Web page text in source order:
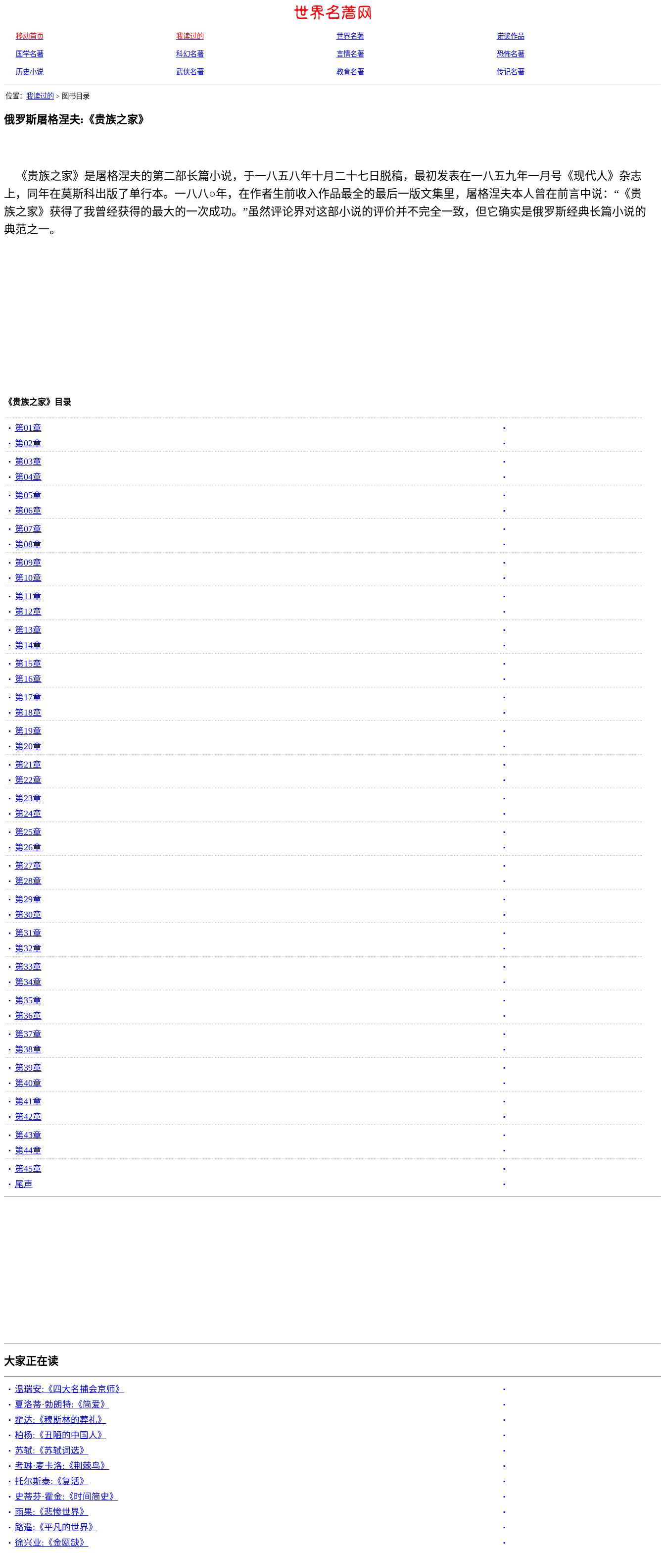
移动首页 我读过的 世界名著 诺奖作品
国学名著 科幻名著 言情名著 恐怖名著
历史小说 武侠名著 教育名著 传记名著
位置： 我读过的 > 图书目录
俄罗斯屠格涅夫:《贵族之家》
《贵族之家》是屠格涅夫的第二部长篇小说，于一八五八年十月二十七日脱稿，最初发表在一八五九年一月号《现代人》杂志
上，同年在莫斯科出版了单行本。一八八○年，在作者生前收入作品最全的最后一版文集里，屠格涅夫本人曾在前言中说：“《贵
族之家》获得了我曾经获得的最大的一次成功。”虽然评论界对这部小说的评价并不完全一致，但它确实是俄罗斯经典长篇小说的
典范之一。
《贵族之家》目录
第01章
第02章
第03章
第04章
第05章
第06章
第07章
第08章
第09章
第10章
第11章
第12章
第13章
第14章
第15章
第16章
第17章
第18章
第19章
第20章
第21章
第22章
第23章
第24章
第25章
第26章
第27章
第28章
第29章
第30章
第31章
第32章
第33章
第34章
第35章
第36章
第37章
第38章
第39章
第40章
第41章
第42章
第43章
第44章
第45章
尾声
大家正在读
温瑞安:《四大名捕会京师》
夏洛蒂·勃朗特:《简爱》
霍达:《穆斯林的葬礼》
柏杨:《丑陋的中国人》
苏轼:《苏轼词选》
考琳·麦卡洛:《荆棘鸟》
托尔斯泰:《复活》
史蒂芬·霍金:《时间简史》
雨果:《悲惨世界》
路遥:《平凡的世界》
徐兴业:《金瓯缺》